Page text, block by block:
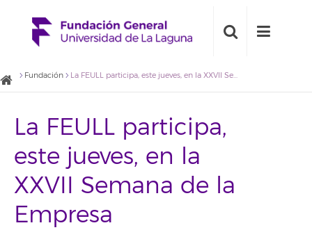
Fundación La FEULL participa, este jueves, en la XXVII Semana de la Empresa
La FEULL participa,
este jueves, en la
XXVII Semana de la
Empresa